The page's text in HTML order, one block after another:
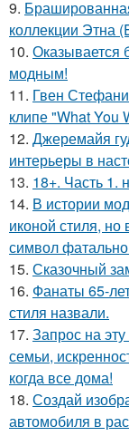
9.
коллекции Этна
10. Оказывается
модным!
11. Гвен
клипе "What You
12. Джеремайя
интерьеры в
13. 18+. Часть 1.
14. В истории
иконой стиля, но
символ
15. Сказочный
16. Фанаты 65-
стиля назвали.
17. Запрос на
семьи,
когда все дома!
18. Создай
автомобиля в